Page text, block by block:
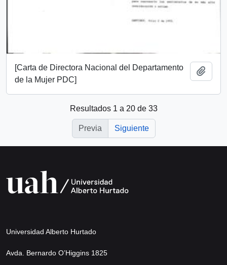
[Carta de Directora Nacional del Departamento
de la Mujer PDC]
Resultados 1 a 20 de 33
Previa Siguiente
Universidad Alberto Hurtado
Avda. Bernardo O’Higgins 1825